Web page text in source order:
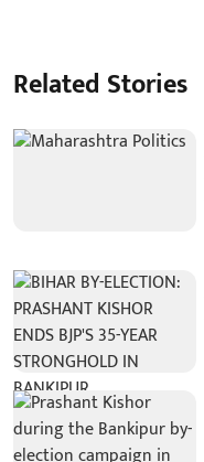
Related Stories